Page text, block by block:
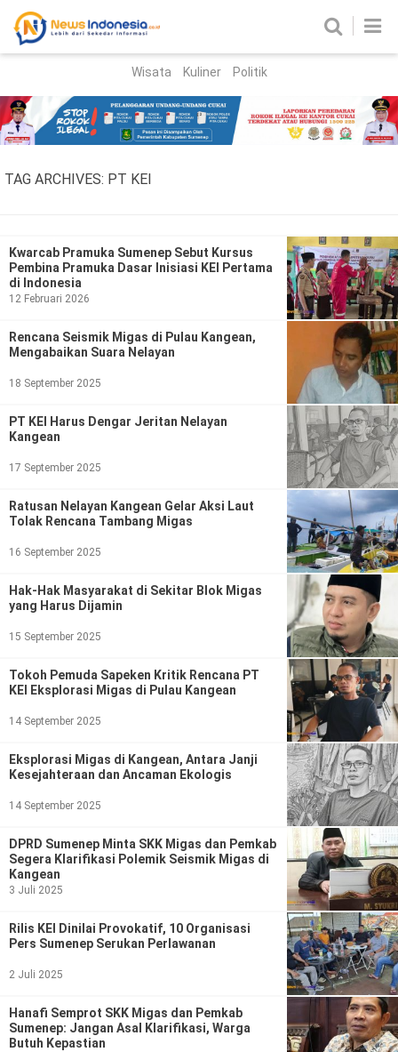
Parlemen
Nasional
Peristiwa
Gaya Hidup
Otomotif
Iptek
Pendidikan
Teknologi
SosBud
Sosial
Wisata
Ekonomi
Indeks Birokrasi
Wisata Kuliner Politik
TAG ARCHIVES: PT KEI
Kwarcab Pramuka Sumenep Sebut Kursus
Pembina Pramuka Dasar Inisiasi KEI Pertama
di Indonesia
12 Februari 2026
Rencana Seismik Migas di Pulau Kangean,
Mengabaikan Suara Nelayan
18 September 2025
PT KEI Harus Dengar Jeritan Nelayan
Kangean
17 September 2025
Ratusan Nelayan Kangean Gelar Aksi Laut
Tolak Rencana Tambang Migas
16 September 2025
Hak-Hak Masyarakat di Sekitar Blok Migas
yang Harus Dijamin
15 September 2025
Tokoh Pemuda Sapeken Kritik Rencana PT
KEI Eksplorasi Migas di Pulau Kangean
14 September 2025
Eksplorasi Migas di Kangean, Antara Janji
Kesejahteraan dan Ancaman Ekologis
14 September 2025
DPRD Sumenep Minta SKK Migas dan Pemkab
Segera Klarifikasi Polemik Seismik Migas di
Kangean
3 Juli 2025
Rilis KEI Dinilai Provokatif, 10 Organisasi
Pers Sumenep Serukan Perlawanan
2 Juli 2025
Hanafi Semprot SKK Migas dan Pemkab
Sumenep: Jangan Asal Klarifikasi, Warga
Butuh Kepastian